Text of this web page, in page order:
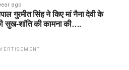
ago
गुरमीत सिंह ने किए मां नैना देवी के
सुख-शांति की कामना की….